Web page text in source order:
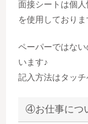
面接シートは個
を使用しておりま
ペーパーではない
います♪
記入方法はタッ
④お仕事につ